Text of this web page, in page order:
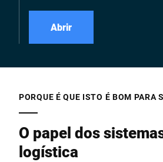
Abrir
PORQUE É QUE ISTO É BOM PARA
O papel dos
logística